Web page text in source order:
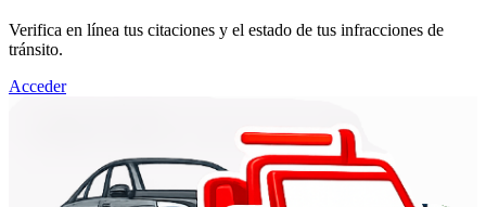
Verifica en línea tus citaciones y el estado de tus infracciones de
tránsito.
Acceder